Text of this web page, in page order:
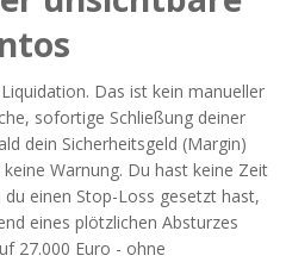
Das ist kein manueller
sofortige Schließung deiner
dein Sicherheitsgeld (Margin)
Warnung. Du hast keine Zeit
einen Stop-Loss gesetzt hast,
eines plötzlichen Absturzes
27.000 Euro - ohne